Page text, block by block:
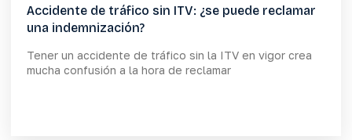
Accidente de tráfico sin ITV: ¿se puede reclamar
una indemnización?
Tener un accidente de tráfico sin la ITV en vigor crea
mucha confusión a la hora de reclamar